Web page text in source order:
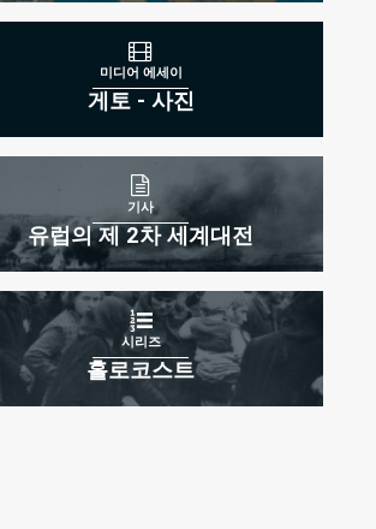
게토 - 사진
미디어 에세이
유럽의 제 2차 세계대전
기사
홀로코스트
시리즈